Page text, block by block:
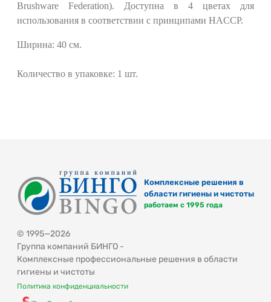
Brushware Federation).
Доступна в 4 цветах для
использования в соответствии с принципами HACCP.
Ширина: 40 см.
Количество в упаковке: 1 шт.
Комплексные решения в
области гигиены и чистоты
работаем с 1995 года
© 1995—2026
Группа компаний БИНГО -
Комплексные профессиональные решения в области
гигиены и чистоты
Политика конфиденциальности